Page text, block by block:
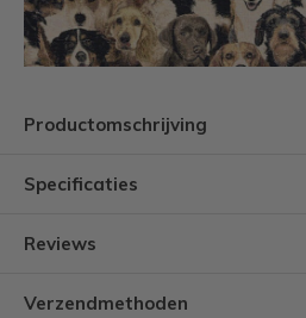
Productomschrijving
Specificaties
Reviews
Verzendmethoden